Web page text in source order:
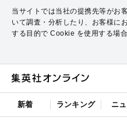
当サイトでは当社の提携先等がお
いて調査・分析したり、お客様に
する目的で Cookie を使用する場合
新着 ランキング ニ